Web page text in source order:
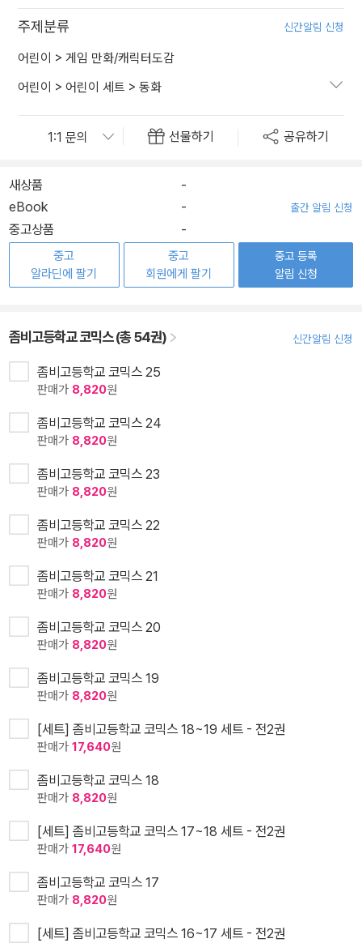
주제분류 신간알림 신청
어린이 > 게임 만화/캐릭터도감
어린이 > 어린이 세트 > 동화
선물하기 공유하기
새상품
-
eBook
- 출간 알림 신청
중고상품 -
중고
알라딘에 팔기
중고
회원에게 팔기
중고 등록
알림 신청
좀비고등학교 코믹스 (총 54권) 신간알림 신청
좀비고등학교 코믹스 25
판매가 8,820원
좀비고등학교 코믹스 24
판매가 8,820원
좀비고등학교 코믹스 23
판매가 8,820원
좀비고등학교 코믹스 22
판매가 8,820원
좀비고등학교 코믹스 21
판매가 8,820원
좀비고등학교 코믹스 20
판매가 8,820원
좀비고등학교 코믹스 19
판매가 8,820원
[세트] 좀비고등학교 코믹스 18~19 세트 - 전2권
판매가 17,640원
좀비고등학교 코믹스 18
판매가 8,820원
[세트] 좀비고등학교 코믹스 17~18 세트 - 전2권
판매가 17,640원
좀비고등학교 코믹스 17
판매가 8,820원
[세트] 좀비고등학교 코믹스 16~17 세트 - 전2권